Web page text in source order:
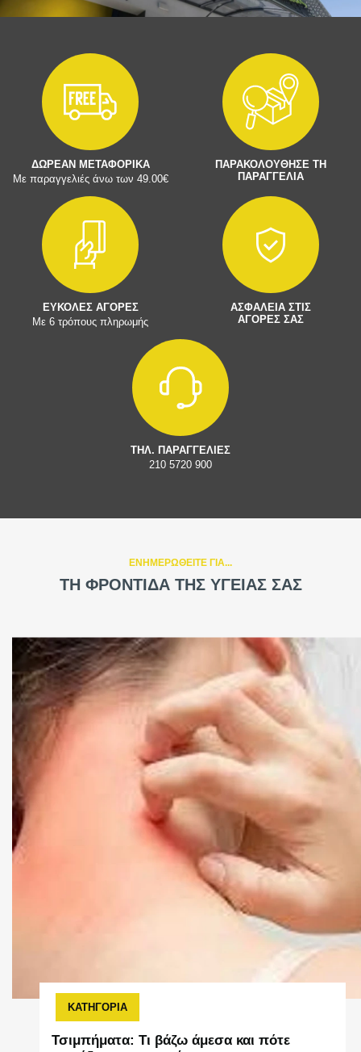
ΔΩΡΕΑΝ ΜΕΤΑΦΟΡΙΚΑ
Με παραγγελιές άνω των 49.00€
ΠΑΡΑΚΟΛΟΥΘΗΣΕ ΤΗ
ΠΑΡΑΓΓΕΛΙΑ
ΕΥΚΟΛΕΣ ΑΓΟΡΕΣ
Με 6 τρόπους πληρωμής
ΑΣΦΑΛΕΙΑ ΣΤΙΣ
ΑΓΟΡΕΣ ΣΑΣ
ΤΗΛ. ΠΑΡΑΓΓΕΛΙΕΣ
210 5720 900
ΕΝΗΜΕΡΩΘΕΙΤΕ ΓΙΑ...
ΤΗ ΦΡΟΝΤΙΔΑ ΤΗΣ ΥΓΕΙΑΣ ΣΑΣ
ΚΑΤΗΓΟΡΙΑ
Τσιμπήματα: Τι βάζω άμεσα και πότε